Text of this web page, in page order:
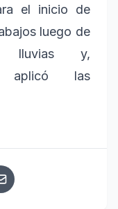
el inicio de
luego de
lluvias y,
aplicó las